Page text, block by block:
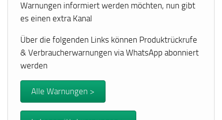
Warnungen informiert werden möchten, nun gibt
es einen extra Kanal
Über die folgenden Links können Produktrückrufe
& Verbraucherwarnungen via WhatsApp abonniert
werden
Alle Warnungen >